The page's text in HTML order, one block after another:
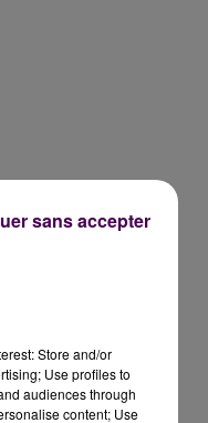
Store and/or
Use profiles to
audiences through
content; Use
sans accepter